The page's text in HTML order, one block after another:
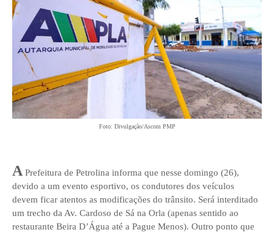
Foto: Divulgação/Ascom PMP
A Prefeitura de Petrolina informa que nesse domingo (26),
devido a um evento esportivo, os condutores dos veículos
devem ficar atentos as modificações do trânsito. Será interditado
um trecho da Av. Cardoso de Sá na Orla (apenas sentido ao
restaurante Beira D’Água até a Pague Menos). Outro ponto que